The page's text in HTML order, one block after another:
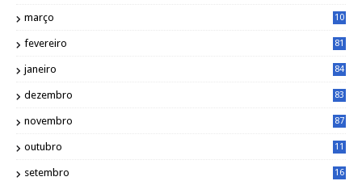
março
10
fevereiro 81
janeiro 84
dezembro 83
novembro 87
outubro
11
setembro
16